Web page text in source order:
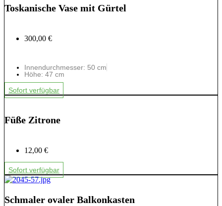
Toskanische Vase mit Gürtel
300,00 €
Innendurchmesser: 50 cm
Höhe: 47 cm
Sofort verfügbar
Füße Zitrone
12,00 €
Sofort verfügbar
Schmaler ovaler Balkonkasten